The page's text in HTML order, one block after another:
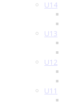
U14
U13
U12
U11